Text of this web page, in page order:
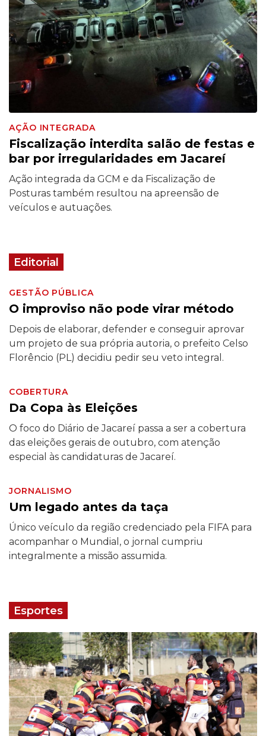
AÇÃO INTEGRADA
Fiscalização interdita salão de festas e
bar por irregularidades em Jacareí
Ação integrada da GCM e da Fiscalização de
Posturas também resultou na apreensão de
veículos e autuações.
Editorial
GESTÃO PÚBLICA
O improviso não pode virar método
Depois de elaborar, defender e conseguir aprovar
um projeto de sua própria autoria, o prefeito Celso
Florêncio (PL) decidiu pedir seu veto integral.
COBERTURA
Da Copa às Eleições
O foco do Diário de Jacareí passa a ser a cobertura
das eleições gerais de outubro, com atenção
especial às candidaturas de Jacareí.
JORNALISMO
Um legado antes da taça
Único veículo da região credenciado pela FIFA para
acompanhar o Mundial, o jornal cumpriu
integralmente a missão assumida.
Esportes